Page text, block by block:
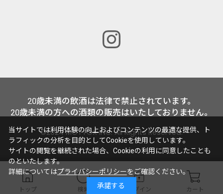
トップ 検索 ログイン カート
20歳未満の飲酒は法律で禁止されています。
20歳未満の方への酒類の販売はいたしておりません。
©2024 MOTTOX INC. All Rights Reserved.
当サイトでは利用体験の向上およびコンテンツの最適な提供、ト
ラフィックの分析を目的としてCookieを使用しています。
サイトの閲覧を継続された場合、Cookieの利用に同意したことも
のといたします。
詳細についてはプライバシーポリシーをご確認ください。
承諾する